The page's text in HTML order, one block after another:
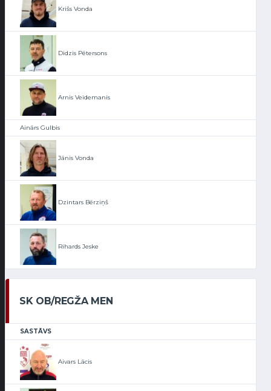
Krišs Vonda
Didzis Pētersons
Arnis Veidemanis
Ainārs Gulbis
Jānis Vonda
Dzintars Bērziņš
Rihards Jeske
SK OB/REGŽA MEN
SASTĀVS
Aivars Lācis